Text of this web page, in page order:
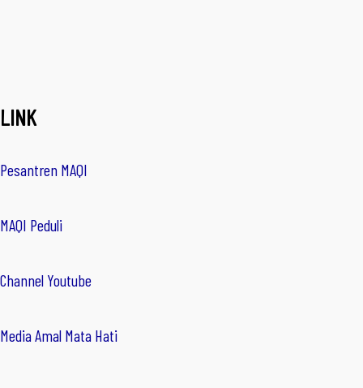
LINK
Pesantren MAQI
MAQI Peduli
Channel Youtube
Media Amal Mata Hati